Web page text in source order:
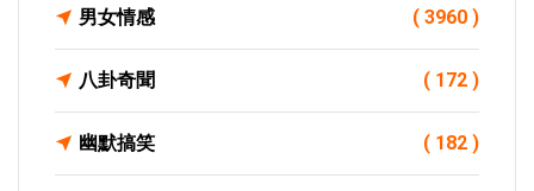
男女情感 ( 3960 )
八卦奇聞 ( 172 )
幽默搞笑 ( 182 )